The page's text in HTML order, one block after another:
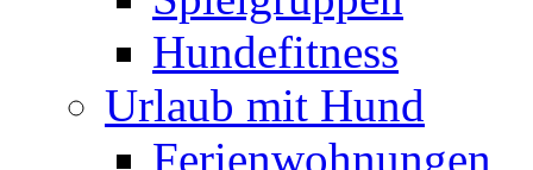
Hundefitness
Urlaub mit Hund
Ferienwohnungen